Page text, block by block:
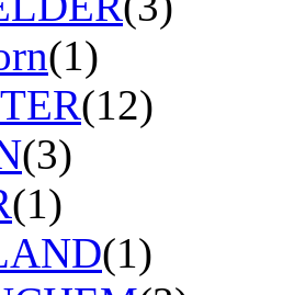
(1)
(12)
(3)
(1)
(1)